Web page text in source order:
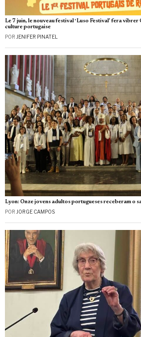
Le 7 juin, le nouveau festival ‘Luso Festival’ fera
culture portugaise
POR JENIFER PINATEL
Lyon: Onze jovens adultos portugueses receberam o
POR JORGE CAMPOS